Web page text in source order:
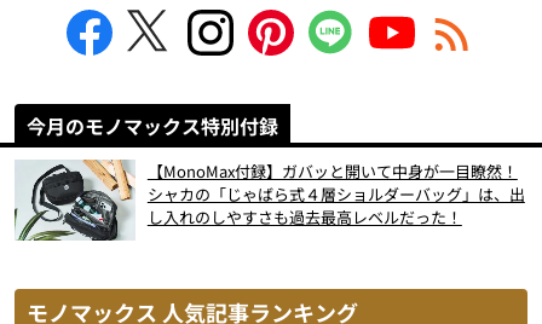
今月のモノマックス特別付録
【MonoMax付録】ガバッと開いて中身が一目瞭然！
シャカの「じゃばら式４層ショルダーバッグ」は、出
し入れのしやすさも過去最高レベルだった！
モノマックス 人気記事ランキング